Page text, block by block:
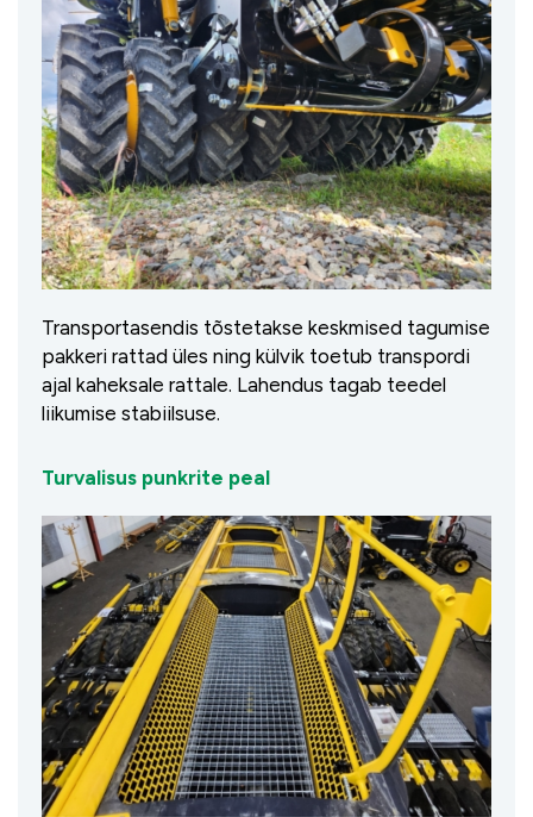
Transportasendis tõstetakse keskmised tagumise
pakkeri rattad üles ning külvik toetub transpordi
ajal kaheksale rattale. Lahendus tagab teedel
liikumise stabiilsuse.
Turvalisus punkrite peal